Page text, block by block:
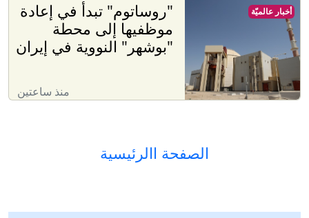
"روساتوم" تبدأ في إعادة
موظفيها إلى محطة
"بوشهر" النووية في إيران
منذ ساعتين
أخبار عالميّة
الصفحة االرئيسية